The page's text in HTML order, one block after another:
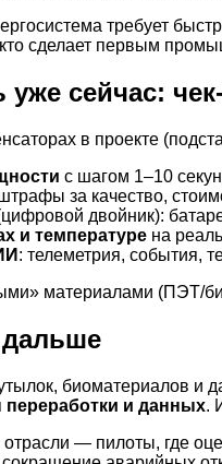
требует
сделает первым
сейчас:
в проекте
с шагом 1–10
за качество,
двойник):
и температуре на
: телеметрия, события,
материалами (ПЭТ/
дальше
биоматериалов и
и данных.
— пилоты, где